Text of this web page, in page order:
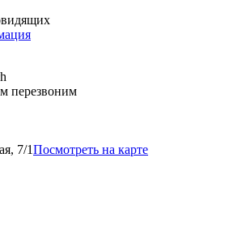
перезвоним
7/1Посмотреть на карте